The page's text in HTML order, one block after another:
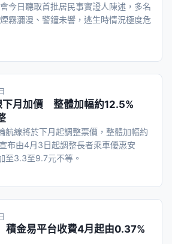
今日聽取首批居民事實證人陳述，多名
霧瀰漫、警鐘未響，逃生時情況極度危
下月加價 整體加幅約12.5%
航線將於下月起調整票價，整體加幅約
布由4月3日起調整長者乘車優惠安
至3.3至9.7元不等。
金易平台收費4月起由0.37%